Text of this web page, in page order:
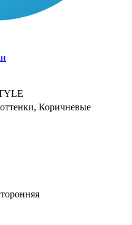
Коричневые